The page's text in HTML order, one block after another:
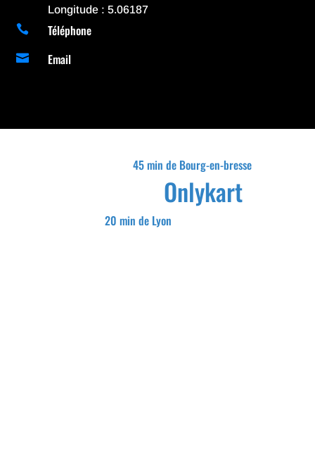
Longitude : 5.06187
 Téléphone
 Email
20 min de Lyon
Onlykart
45 min de Bourg-en-bresse